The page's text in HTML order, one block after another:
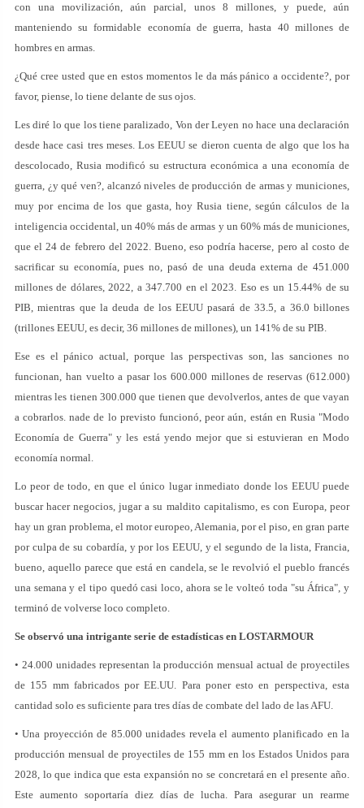
con una movilización, aún parcial, unos 8 millones, y puede, aún
manteniendo su formidable economía de guerra, hasta 40 millones de
hombres en armas.
¿Qué cree usted que en estos momentos le da más pánico a occidente?, por
favor, piense, lo tiene delante de sus ojos.
Les diré lo que los tiene paralizado, Von der Leyen no hace una declaración
desde hace casi tres meses. Los EEUU se dieron cuenta de algo que los ha
descolocado, Rusia modificó su estructura económica a una economía de
guerra, ¿y qué ven?, alcanzó niveles de producción de armas y municiones,
muy por encima de los que gasta, hoy Rusia tiene, según cálculos de la
inteligencia occidental, un 40% más de armas y un 60% más de municiones,
que el 24 de febrero del 2022. Bueno, eso podría hacerse, pero al costo de
sacrificar su economía, pues no, pasó de una deuda externa de 451.000
millones de dólares, 2022, a 347.700 en el 2023. Eso es un 15.44% de su
PIB, mientras que la deuda de los EEUU pasará de 33.5, a 36.0 billones
(trillones EEUU, es decir, 36 millones de millones), un 141% de su PIB.
Ese es el pánico actual, porque las perspectivas son, las sanciones no
funcionan, han vuelto a pasar los 600.000 millones de reservas (612.000)
mientras les tienen 300.000 que tienen que devolverlos, antes de que vayan
a cobrarlos. nade de lo previsto funcionó, peor aún, están en Rusia "Modo
Economía de Guerra" y les está yendo mejor que si estuvieran en Modo
economía normal.
Lo peor de todo, en que el único lugar inmediato donde los EEUU puede
buscar hacer negocios, jugar a su maldito capitalismo, es con Europa, peor
hay un gran problema, el motor europeo, Alemania, por el piso, en gran parte
por culpa de su cobardía, y por los EEUU, y el segundo de la lista, Francia,
bueno, aquello parece que está en candela, se le revolvió el pueblo francés
una semana y el tipo quedó casi loco, ahora se le volteó toda "su África", y
terminó de volverse loco completo.
Se observó una intrigante serie de estadísticas en LOSTARMOUR
• 24.000 unidades representan la producción mensual actual de proyectiles
de 155 mm fabricados por EE.UU. Para poner esto en perspectiva, esta
cantidad solo es suficiente para tres días de combate del lado de las AFU.
• Una proyección de 85.000 unidades revela el aumento planificado en la
producción mensual de proyectiles de 155 mm en los Estados Unidos para
2028, lo que indica que esta expansión no se concretará en el presente año.
Este aumento soportaría diez días de lucha. Para asegurar un rearme